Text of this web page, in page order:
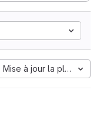
Mise à jour la plus